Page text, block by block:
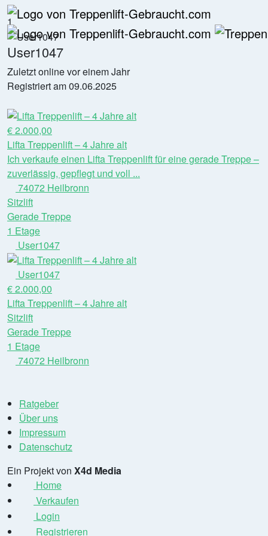
1
User1047
Zuletzt online vor einem Jahr
Registriert am 09.06.2025
€ 2.000,00
Lifta Treppenlift – 4 Jahre alt
Ich verkaufe einen Lifta Treppenlift für eine gerade Treppe –
zuverlässig, gepflegt und voll ...
74072 Heilbronn
Sitzlift
Gerade Treppe
1 Etage
User1047
User1047
€ 2.000,00
Lifta Treppenlift – 4 Jahre alt
Sitzlift
Gerade Treppe
1 Etage
74072 Heilbronn
Ratgeber
Über uns
Impressum
Datenschutz
Ein Projekt von X4d Media
Home
Verkaufen
Login
Registrieren